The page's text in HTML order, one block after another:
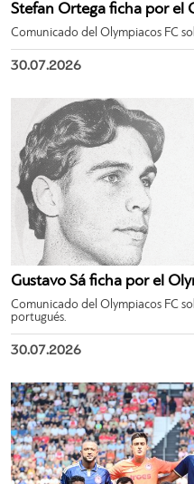
Stefan Ortega ficha por el
Comunicado del Olympiacos FC
30.07.2026
Gustavo Sá ficha por el
Comunicado del Olympiacos FC
portugués.
30.07.2026